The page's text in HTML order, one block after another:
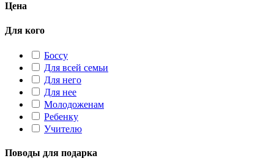
Цена
Для кого
Боссу
Для всей семьи
Для него
Для нее
Молодоженам
Ребенку
Учителю
Поводы для подарка